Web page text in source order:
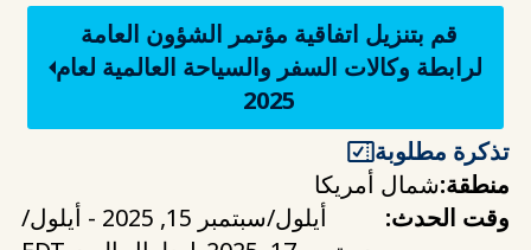
قم بتنزيل اتفاقية مؤتمر الشؤون العامة
لرابطة وكالات السفر والسياحة العالمية لعام
2025
تذكرة مطلوبة
منطقة:شمال أمريكا
وقت الحدث:
أيلول/سبتمبر 15, 2025 - أيلول/